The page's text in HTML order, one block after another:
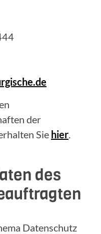
der
Sie hier.
des
Datenschutz